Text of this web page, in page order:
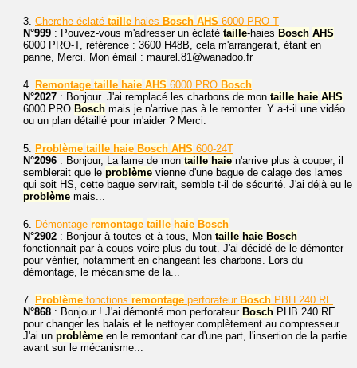
3. Cherche éclaté taille haies Bosch AHS 6000 PRO-T
N°999 : Pouvez-vous m'adresser un éclaté taille-haies Bosch AHS
6000 PRO-T, référence : 3600 H48B, cela m'arrangerait, étant en
panne, Merci. Mon émail : maurel.81@wanadoo.fr
4. Remontage taille haie AHS 6000 PRO Bosch
N°2027 : Bonjour. J'ai remplacé les charbons de mon taille haie AHS
6000 PRO Bosch mais je n'arrive pas à le remonter. Y a-t-il une vidéo
ou un plan détaillé pour m'aider ? Merci.
5. Problème taille haie Bosch AHS 600-24T
N°2096 : Bonjour, La lame de mon taille haie n'arrive plus à couper, il
semblerait que le problème vienne d'une bague de calage des lames
qui soit HS, cette bague servirait, semble t-il de sécurité. J'ai déjà eu le
problème mais...
6. Démontage remontage taille-haie Bosch
N°2902 : Bonjour à toutes et à tous, Mon taille-haie Bosch
fonctionnait par à-coups voire plus du tout. J'ai décidé de le démonter
pour vérifier, notamment en changeant les charbons. Lors du
démontage, le mécanisme de la...
7. Problème fonctions remontage perforateur Bosch PBH 240 RE
N°868 : Bonjour ! J'ai démonté mon perforateur Bosch PHB 240 RE
pour changer les balais et le nettoyer complètement au compresseur.
J'ai un problème en le remontant car d'une part, l'insertion de la partie
avant sur le mécanisme...